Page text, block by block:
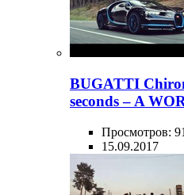
BUGATTI
seconds – A
Просмотров:
15.09.2017